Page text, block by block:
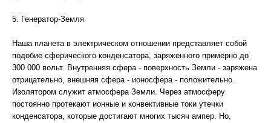
5. Генератор-Земля
Наша планета в электрическом отношении представляет собой
подобие сферического конденсатора, заряженного примерно до
300 000 вольт. Внутренняя сфера - поверхность Земли - заряжена
отрицательно, внешняя сфера - ионосфера - положительно.
Изолятором служит атмосфера Земли. Через атмосферу
постоянно протекают ионные и конвективные токи утечки
конденсатора, которые достигают многих тысяч ампер. Но,